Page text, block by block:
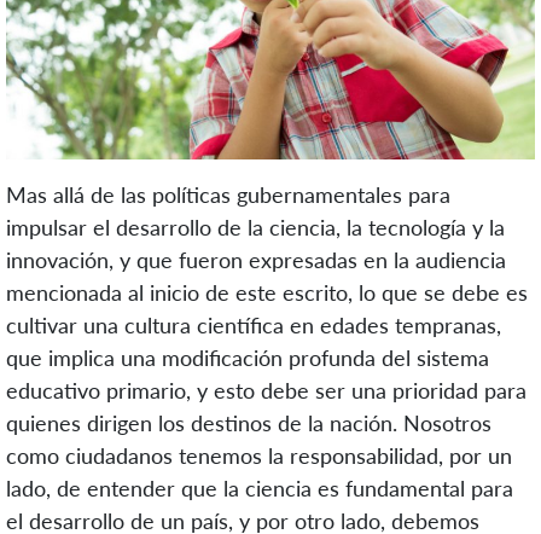
Mas allá de las políticas gubernamentales para
impulsar el desarrollo de la ciencia, la tecnología y la
innovación, y que fueron expresadas en la audiencia
mencionada al inicio de este escrito, lo que se debe es
cultivar una cultura científica en edades tempranas,
que implica una modificación profunda del sistema
educativo primario, y esto debe ser una prioridad para
quienes dirigen los destinos de la nación. Nosotros
como ciudadanos tenemos la responsabilidad, por un
lado, de entender que la ciencia es fundamental para
el desarrollo de un país, y por otro lado, debemos